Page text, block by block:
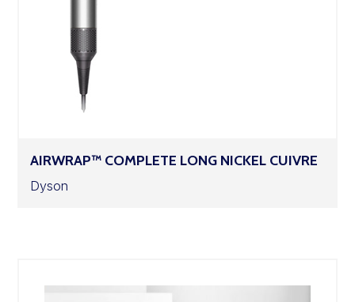
AIRWRAP™ COMPLETE LONG NICKEL CUIVRE
Dyson